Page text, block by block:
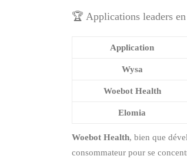
🏆 Applications leaders
Application
Wysa
Woebot Health
Elomia
Woebot Health, bien que
consommateur pour se